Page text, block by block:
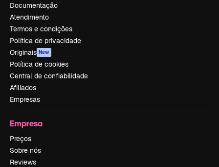
Documentação
Atendimento
Termos e condições
Política de privacidade
Originais New
Política de cookies
Central de confiabilidade
Afiliados
Empresas
Empresa
Preços
Sobre nós
Reviews